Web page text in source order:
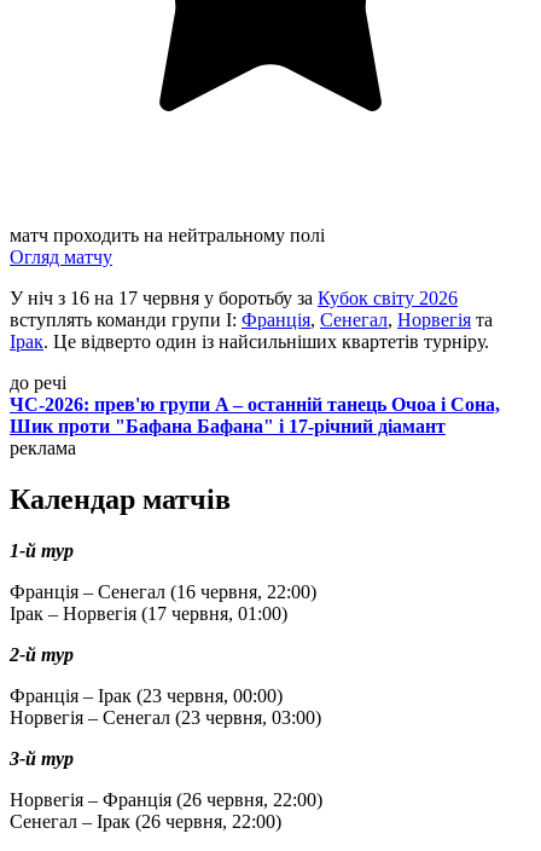
матч проходить на нейтральному полі
Огляд матчу
У ніч з 16 на 17 червня у боротьбу за Кубок світу 2026
вступлять команди групи I: Франція, Сенегал, Норвегія та
Ірак. Це відверто один із найсильніших квартетів турніру.
до речі
ЧС-2026: прев'ю групи A – останній танець Очоа і Сона,
Шик проти "Бафана Бафана" і 17-річний діамант
реклама
Календар матчів
1-й тур
Франція – Сенегал (16 червня, 22:00)
Ірак – Норвегія (17 червня, 01:00)
2-й тур
Франція – Ірак (23 червня, 00:00)
Норвегія – Сенегал (23 червня, 03:00)
3-й тур
Норвегія – Франція (26 червня, 22:00)
Сенегал – Ірак (26 червня, 22:00)